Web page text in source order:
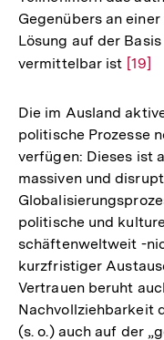
Gegenübers an
Lösung auf der
vermittelbar ist Zur
der
[19]
Die im Ausland
politische Prozesse
verfügen: Dieses ist
massiven und
politische und
schäftenweltweit -
kurzfristiger
Vertrauen beruht
Nachvollziehbarkeit
(s. o.) auch auf der